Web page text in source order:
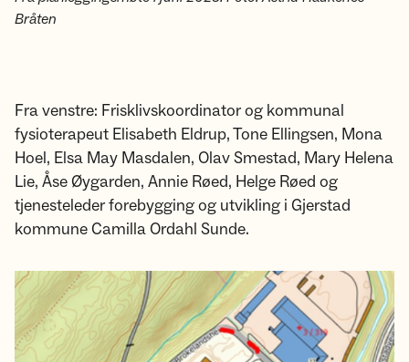
Bråten
Fra venstre: Frisklivskoordinator og kommunal
fysioterapeut Elisabeth Eldrup, Tone Ellingsen, Mona
Hoel, Elsa May Masdalen, Olav Smestad, Mary Helena
Lie, Åse Øygarden, Annie Røed, Helge Røed og
tjenesteleder forebygging og utvikling i Gjerstad
kommune Camilla Ordahl Sunde.